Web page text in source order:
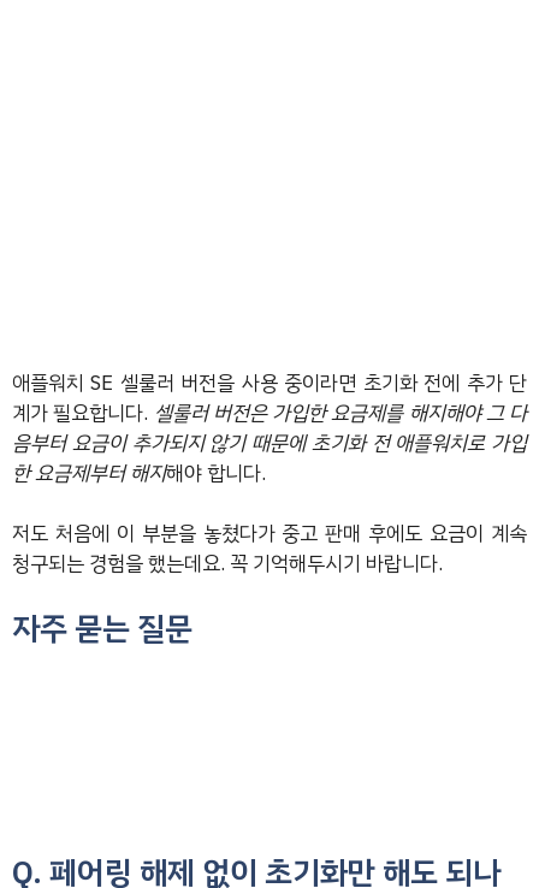
애플워치 SE 셀룰러 버전을 사용 중이라면 초기화 전에 추가 단
계가 필요합니다. 셀룰러 버전은 가입한 요금제를 해지해야 그 다
음부터 요금이 추가되지 않기 때문에 초기화 전 애플워치로 가입
한 요금제부터 해지해야 합니다.
저도 처음에 이 부분을 놓쳤다가 중고 판매 후에도 요금이 계속
청구되는 경험을 했는데요. 꼭 기억해두시기 바랍니다.
자주 묻는 질문
Q. 페어링 해제 없이 초기화만 해도 되나